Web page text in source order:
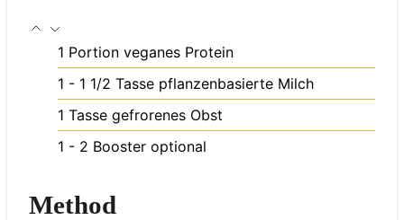
1 Portion veganes Protein
1 - 1 1/2 Tasse pflanzenbasierte Milch
1 Tasse gefrorenes Obst
1 - 2 Booster optional
Method